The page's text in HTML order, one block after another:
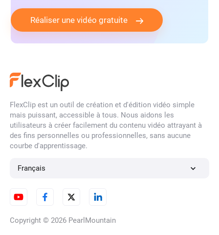
Réaliser une vidéo gratuite
FlexClip est un outil de création et d'édition vidéo simple
mais puissant, accessible à tous. Nous aidons les
utilisateurs à créer facilement du contenu vidéo attrayant à
des fins personnelles ou professionnelles, sans aucune
courbe d'apprentissage.
Français
Copyright © 2026 PearlMountain